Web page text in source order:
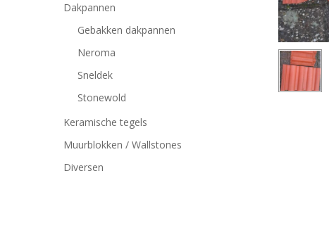
Druk op Enter om te zoeken of ESC om te sluiten
Dakpannen
Gebakken dakpannen
Neroma
Sneldek
Stonewold
Keramische tegels
Muurblokken / Wallstones
Diversen